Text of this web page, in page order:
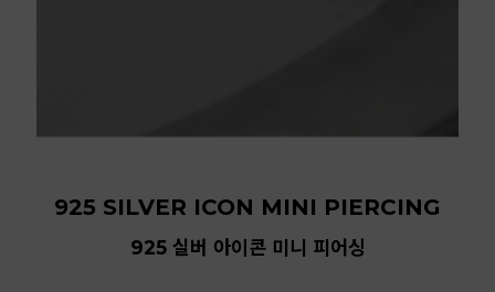
925 SILVER ICON MINI PIERCING
925 실버 아이콘 미니 피어싱